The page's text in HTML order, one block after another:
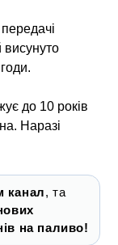
висунуто
до 10 років
Наразі
канал, та
на паливо!